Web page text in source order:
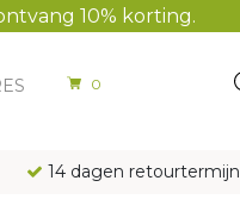
10% korting.
0
14 dagen retourtermijn